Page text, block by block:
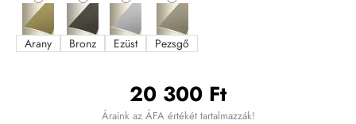
20 300 Ft
Áraink az ÁFA értékét tartalmazzák!
Arany Bronz Ezüst Pezsgő